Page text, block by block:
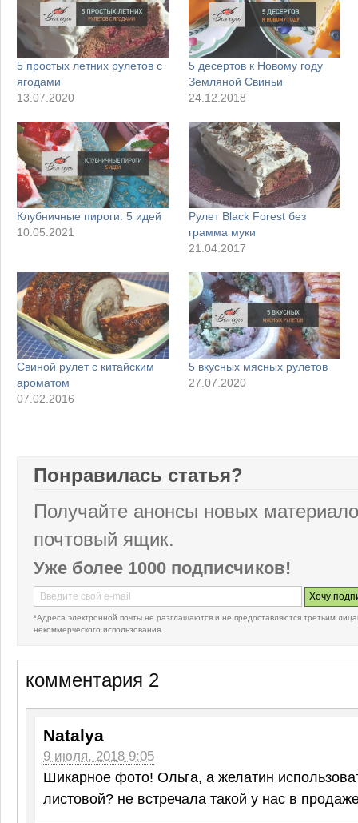
5 простых летних рулетов с
ягодами
13.07.2020
5 десертов к Новому году
Земляной Свиньи
24.12.2018
Клубничные пироги: 5 идей
10.05.2021
Рулет Black Forest без
грамма муки
21.04.2017
Свиной рулет с китайским
ароматом
07.02.2016
5 вкусных мясных рулетов
27.07.2020
Понравилась статья?
Получайте анонсы новых
почтовый ящик.
Уже более 1000 подписчиков!
*Адреса электронной почты не разглашаются и не предоставляются третьим
некоммерческого использования.
комментария 2
Natalya
9 июля, 2018 9:05
Шикарное фото! Ольга, а желатин
листовой? не встречала такой у нас в